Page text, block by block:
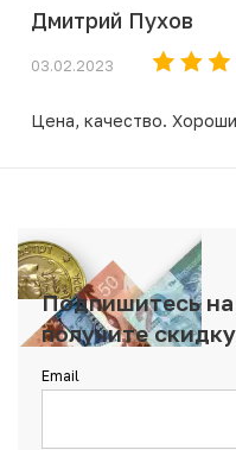
Дмитрий Пухов
03.02.2023
Цена, качество.
Подпишитесь
получите
Email